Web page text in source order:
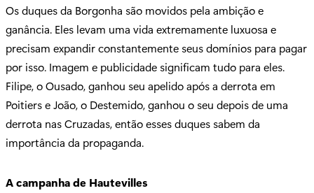
Os duques da Borgonha são movidos pela ambição e
ganância. Eles levam uma vida extremamente luxuosa e
precisam expandir constantemente seus domínios para pagar
por isso. Imagem e publicidade significam tudo para eles.
Filipe, o Ousado, ganhou seu apelido após a derrota em
Poitiers e João, o Destemido, ganhou o seu depois de uma
derrota nas Cruzadas, então esses duques sabem da
importância da propaganda.
A campanha de Hautevilles